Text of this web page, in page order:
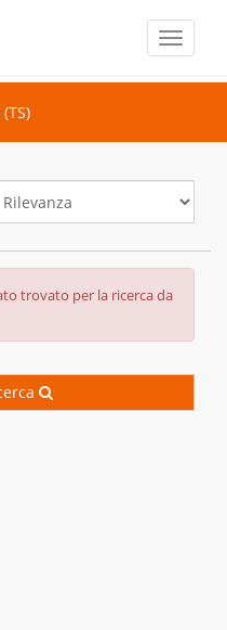
Toggle
trovato per la ricerca da